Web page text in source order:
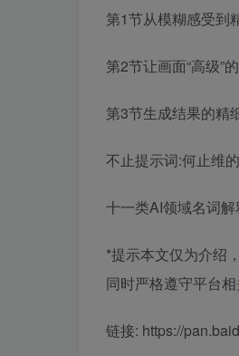
第1节从模糊感受到
第2节让画面“高级”
第3节生成结果的精
不止提示词:何止维
十一类AI领域名词
*提示本文仅为介绍
同时严格遵守平台
链接: https://